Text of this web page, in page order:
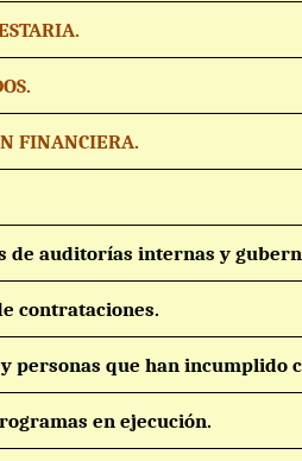
FINANCIERA.
de auditorías internas y
contrataciones.
personas que han incumplido
en ejecución.